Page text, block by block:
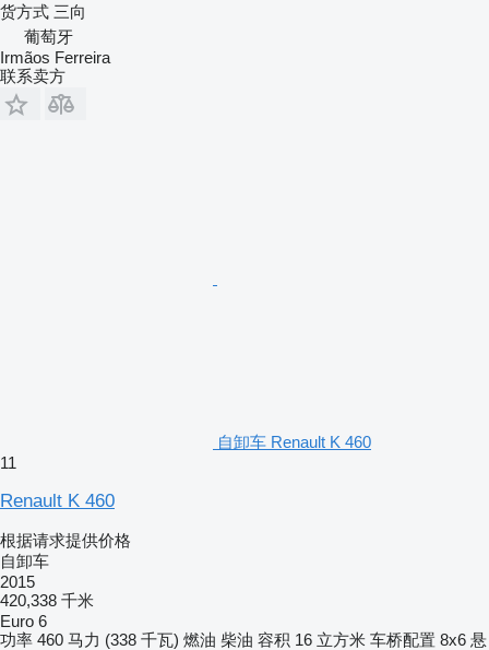
货方式 三向
葡萄牙
Irmãos Ferreira
联系卖方
自卸车 Renault K 460
11
Renault K 460
根据请求提供价格
自卸车
2015
420,338 千米
Euro 6
功率 460 马力 (338 千瓦) 燃油 柴油 容积 16 立方米 车桥配置 8x6 悬